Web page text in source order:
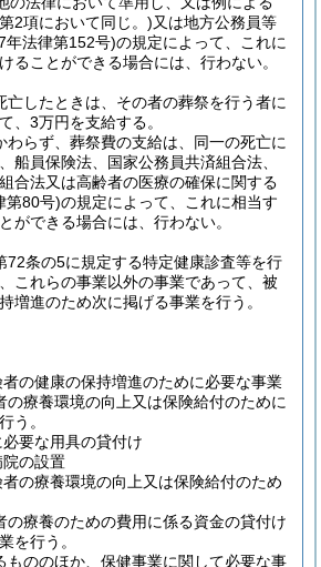
2項において同じ。)又は地方公務員等
年法律第152号)の規定によって、これに
ることができる場合には、行わない。
亡したときは、その者の葬祭を行う者に
、3万円を支給する。
わらず、葬祭費の支給は、同一の死亡に
船員保険法、国家公務員共済組合法、
合法又は高齢者の医療の確保に関する
第80号)の規定によって、これに相当す
ができる場合には、行わない。
72条の5に規定する特定健康診査等を行
これらの事業以外の事業であって、被
増進のため次に掲げる事業を行う。
の健康の保持増進のために必要な事業
の療養環境の向上又は保険給付のために
う。
要な用具の貸付け
の設置
の療養環境の向上又は保険給付のため
の療養のための費用に係る資金の貸付け
を行う。
もののほか、保健事業に関して必要な事